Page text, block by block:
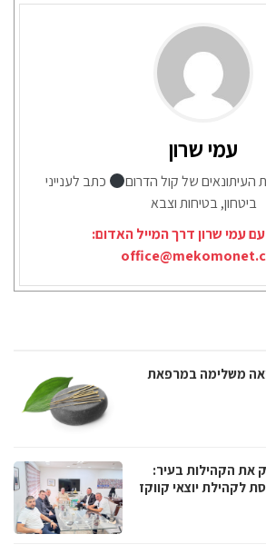
עמי שרון
העיתונאים של קול הדרום
כתב לענייני
ביטחון, בטיחות וצבא
עמי שרון דרך המייל האדום:
משלימה במרפאת
את הקהילות בעיר:
לקהילת יוצאי קווקז